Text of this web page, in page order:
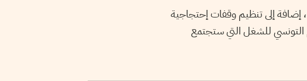
وقد أكد الكاتب العام لنقابة المعلمين أن الإضراب سيتواصل يوم 18 سبتمبر 2015، إضافة إلى تنظيم وقفات إحتجاجية
التونسي للشغل التي ستجتمع